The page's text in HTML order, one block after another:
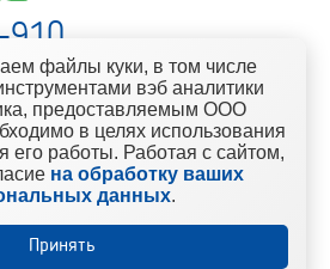
910
53
магазина
Сеть магазинов строительно-
файлы куки, в том числе
вэб аналитики
предоставляемым ООО
в целях использования
его работы. Работая с сайтом,
на обработку ваших
данных.
Принять